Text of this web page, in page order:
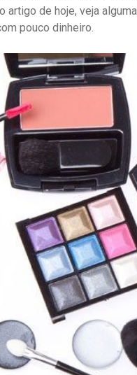
artigo de hoje, veja
pouco dinheiro.